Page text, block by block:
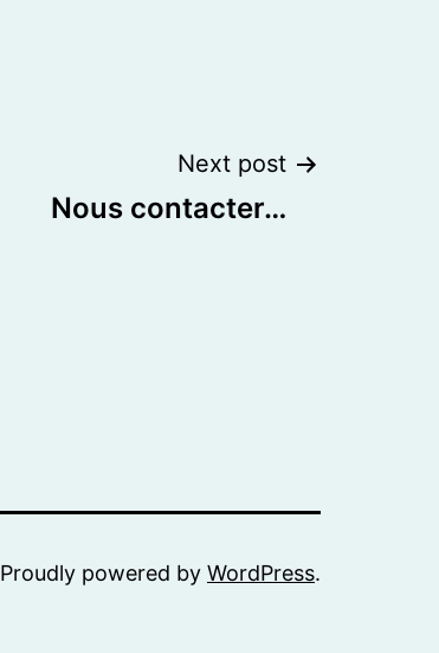
Next post
Nous contacter…
Proudly powered by WordPress.